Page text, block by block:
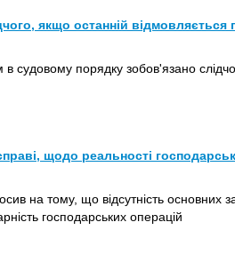
якщо останній відмовляється
судовому порядку зобов'язано
щодо реальності
на тому, що відсутність основних
господарських операцій